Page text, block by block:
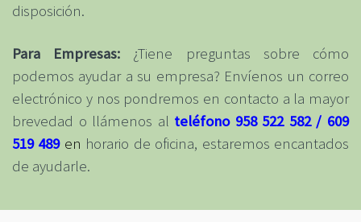
disposición.
Para Empresas: ¿Tiene preguntas sobre cómo
podemos ayudar a su empresa? Envíenos un correo
electrónico y nos pondremos en contacto a la mayor
brevedad o llámenos al teléfono 958 522 582 / 609
519 489 en horario de oficina, estaremos encantados
de ayudarle.